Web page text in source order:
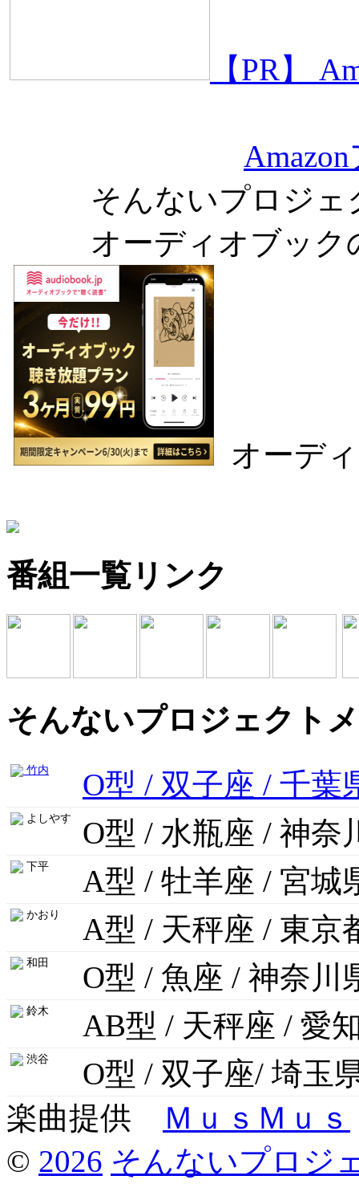
【PR】
そんないプロジェ
オーディオブック
オーデ
番組一覧リンク
そんないプロジェクト
竹内 O型 / 双子座 / 千葉
よしやす O型 / 水瓶座 / 神奈
下平 A型 / 牡羊座 / 宮城
かおり A型 / 天秤座 / 東京
和田 O型 / 魚座 / 神奈川
鈴木 AB型 / 天秤座 / 愛
渋谷
O型 / 双子座/ 埼玉
楽曲提供
ＭｕｓＭｕｓ
© 2026 そんないプロジ